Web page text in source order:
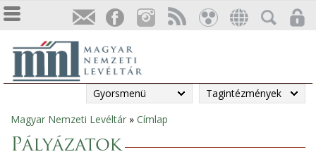
Gyorsmenü Tagintézmények
Jelenlegi
hely
Magyar Nemzeti Levéltár » Címlap
Pályázatok